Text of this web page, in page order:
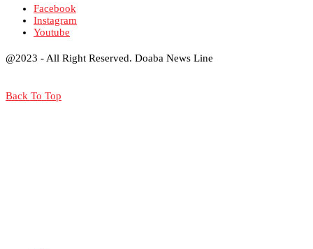
Facebook
Instagram
Youtube
@2023 - All Right Reserved. Doaba News Line
Back To Top